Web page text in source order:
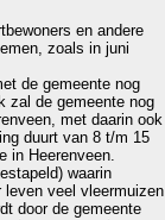
en andere
zoals in juni
de gemeente nog
zal de gemeente nog
met daarin ook
duurt van 8 t/m 15
in Heerenveen.
waarin
leven veel vleermuizen
door de gemeente